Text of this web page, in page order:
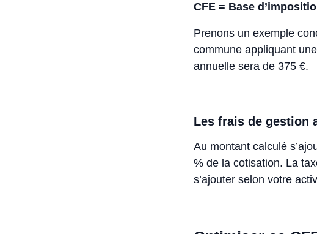
CFE = Base
Prenons un exemple
commune appliquant
annuelle sera de 375 €.
Les frais de gestion
Au montant calculé
% de la cotisation. La
s’ajouter selon votre